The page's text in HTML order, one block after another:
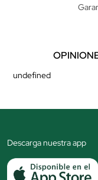
undefined
Descarga nuestra app